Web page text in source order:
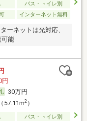
バス・トイレ別
インターネット無料
ーネットは光対応、
可能
円
30万円
57.11m2）
バス・トイレ別